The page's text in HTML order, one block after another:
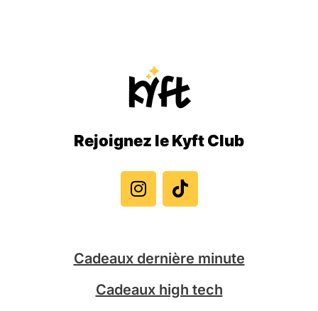
Rejoignez le Kyft Club
n
s
t
r
a
m
i
k
t
Cadeaux dernière minute
Cadeaux high tech